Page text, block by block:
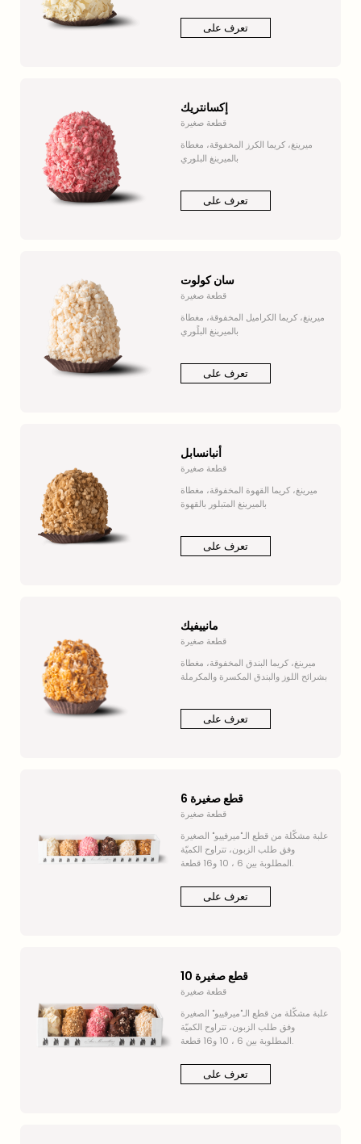
تعرف على
إكسانتريك
قطعة صغيرة
ميرينغ، كريما الكرز المخفوقة، مغطاة
بالميرينغ البلوري
تعرف على
سان كولوت
قطعة صغيرة
ميرينغ، كريما الكراميل المخفوقة، مغطاة
بالميرينغ البلًوري
تعرف على
أنبانسابل
قطعة صغيرة
ميرينغ، كريما القهوة المخفوقة، مغطاة
بالميرينغ المتبلور بالقهوة
تعرف على
مانييفيك
قطعة صغيرة
ميرينغ، كريما البندق المخفوقة، مغطاة
بشرائح اللوز والبندق المكسرة والمكرملة
تعرف على
6 قطع صغيرة
قطعة صغيرة
علبة مشكّلة من قطع الـ"ميرفييو" الصغيرة
وفق طلب الزبون، تتراوح الكميّة
المطلوبة بين 6 ، 10 و16 قطعة.
تعرف على
10 قطع صغيرة
قطعة صغيرة
علبة مشكّلة من قطع الـ"ميرفييو" الصغيرة
وفق طلب الزبون، تتراوح الكميّة
المطلوبة بين 6 ، 10 و16 قطعة.
تعرف على